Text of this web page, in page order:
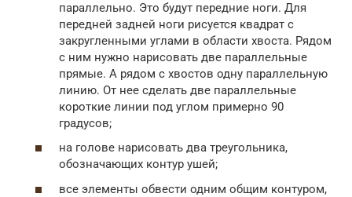
параллельно. Это будут передние ноги. Для
передней задней ноги рисуется квадрат с
закругленными углами в области хвоста. Рядом
с ним нужно нарисовать две параллельные
прямые. А рядом с хвостов одну параллельную
линию. От нее сделать две параллельные
короткие линии под углом примерно 90
градусов;
на голове нарисовать два треугольника,
обозначающих контур ушей;
все элементы обвести одним общим контуром,